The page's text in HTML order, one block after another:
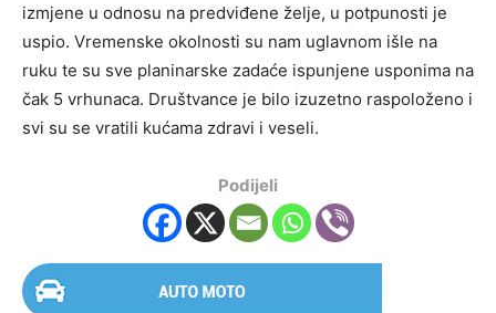
izmjene u odnosu na predviđene želje, u potpunosti je
uspio. Vremenske okolnosti su nam uglavnom išle na
ruku te su sve planinarske zadaće ispunjene usponima na
čak 5 vrhunaca. Društvance je bilo izuzetno raspoloženo i
svi su se vratili kućama zdravi i veseli.
Podijeli